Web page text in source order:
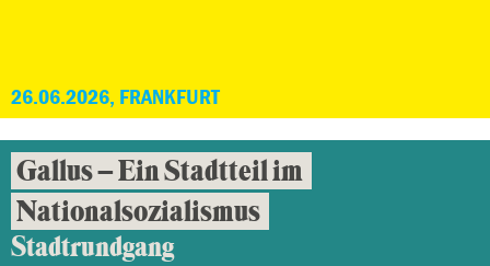
26.06.2026, FRANKFURT
Gallus – Ein Stadtteil im
Nationalsozialismus
Stadtrundgang